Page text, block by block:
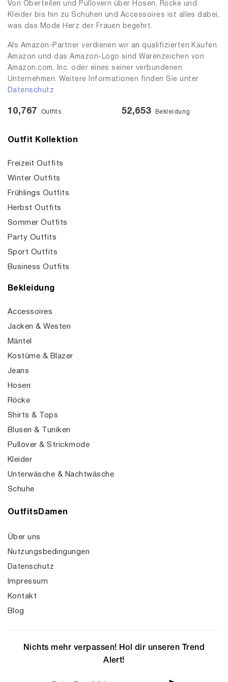
Von Oberteilen und Pullovern über Hosen, Röcke und
Kleider bis hin zu Schuhen und Accessoires ist alles dabei,
was das Mode Herz der Frauen begehrt.
Als Amazon-Partner verdienen wir an qualifizierten Käufen.
Amazon und das Amazon-Logo sind Warenzeichen von
Amazon.com, Inc. oder eines seiner verbundenen
Unternehmen. Weitere Informationen finden Sie unter
Datenschutz
10,767 Outfits 52,653 Bekleidung
Outfit Kollektion
Freizeit Outfits
Winter Outfits
Frühlings Outfits
Herbst Outfits
Sommer Outfits
Party Outfits
Sport Outfits
Business Outfits
Bekleidung
Accessoires
Jacken & Westen
Mäntel
Kostüme & Blazer
Jeans
Hosen
Röcke
Shirts & Tops
Blusen & Tuniken
Pullover & Strickmode
Kleider
Unterwäsche & Nachtwäsche
Schuhe
OutfitsDamen
Über uns
Nutzungsbedingungen
Datenschutz
Impressum
Kontakt
Blog
Nichts mehr verpassen! Hol dir unseren Trend
Alert!